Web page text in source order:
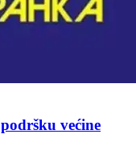
većine